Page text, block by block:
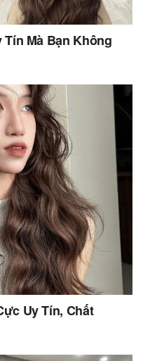
Tín Mà Bạn Không
Uy Tín, Chất